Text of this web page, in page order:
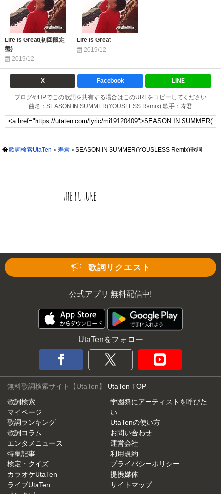
Life is Great(初回限定
盤)
2019/12
Life is Great
2019/12
X Facebook LINE
ブログやHPでこの歌詞を共有する場合はこのURLをコピーしてください
曲名：SEASON IN SUMMER(YOUSLESS Remix) 歌手：寿君
歌詞検索UtaTen 寿君 SEASON IN SUMMER(YOUSLESS Remix)歌詞
歌詞リクエスト
公式アプリ 無料配信中!
UtaTenをフォロー
無料歌詞検索サイト【UtaTen】 UtaTen TOP
歌詞検索
マイページ
歌詞ランキング
歌詞コラム
エンタメニュース
特集記事
検定・クイズ
カラオケUtaTen
ライブUtaTen
学園祭にアーティストを呼びた
い
UtaTenの使い方
お問い合わせ
運営会社
利用規約
プライバシーポリシー
提携媒体
サイトマップ